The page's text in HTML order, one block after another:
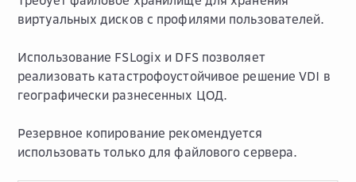
виртуальных дисков с профилями пользователей.
Использование FSLogix и DFS позволяет
реализовать катастрофоустойчивое решение VDI в
географически разнесенных ЦОД.
Резервное копирование рекомендуется
использовать только для файлового сервера.